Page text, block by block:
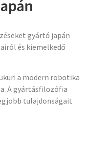
gyártó japán
és kiemelkedő
a modern robotika
A gyártásfilozófia
tulajdonságait